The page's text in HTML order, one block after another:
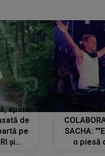
apare
de
pe
și
SACHA:
o piesă